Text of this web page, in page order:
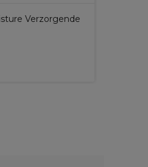
Verzorgende